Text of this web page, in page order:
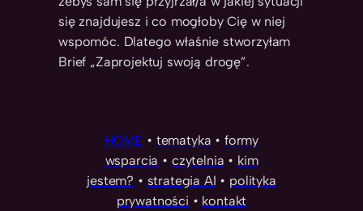
się znajdujesz i co mogłoby Cię w niej
wspomóc. Dlatego właśnie stworzyłam
Brief „Zaprojektuj swoją drogę”.
HOME • tematyka • formy
wsparcia • czytelnia • kim
jestem? • strategia AI • polityka
prywatności • kontakt